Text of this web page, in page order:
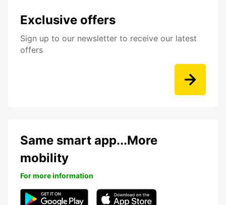
Exclusive offers
Sign up to our newsletter to receive our latest
offers
Same smart app...More
mobility
For more information